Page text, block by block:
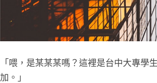
「喂，是某某某嗎？這裡是台中大專
加。」